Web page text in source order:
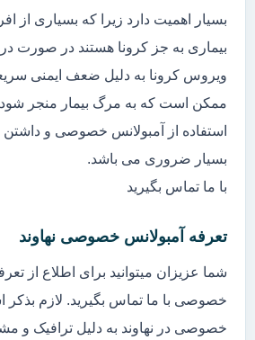
بسیار اهمیت دارد زیرا که بسیاری از
بیماری به جز کرونا هستند در صورت
ویروس کرونا به دلیل ضعف ایمنی
ممکن است که به مرگ بیمار منجر
استفاده از آمبولانس خصوصی و داشتن
بسیار ضروری می باشد.
با ما تماس بگیرید
تعرفه آمبولانس خصوصی نهاوند
شما عزیزان میتوانید برای اطلاع از
خصوصی با ما تماس بگیرید. لازم بذکر
خصوصی در نهاوند به دلیل ترافیک و